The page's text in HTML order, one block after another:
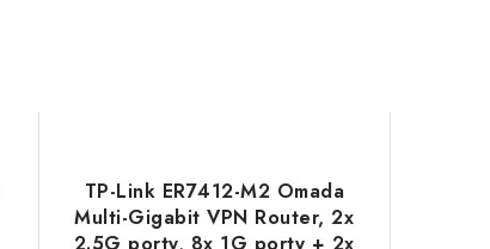
TP-Link ER7412-M2 Omada
Multi-Gigabit VPN Router, 2x